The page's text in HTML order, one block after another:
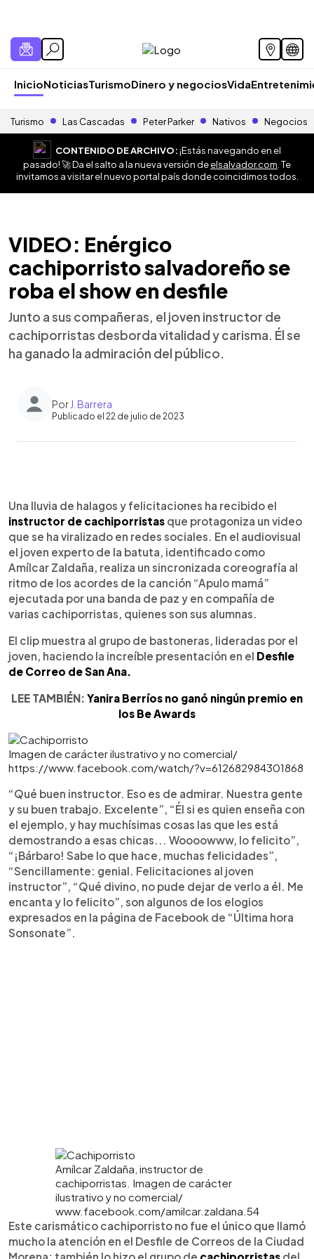
InicioNoticiasTurismoDinero y negociosVida
Turismo Las Cascadas Peter Parker Nativos Negocios
CONTENIDO DE ARCHIVO:¡Estás navegando en el
pasado! 🚀 Da el salto a la nueva versión deelsalvador.com . Te
invitamos a visitar el nuevo portal país donde coincidimos todos.
VIDEO: Enérgico
cachiporristo salvadoreño se
roba el show en desfile
Junto a sus compañeras, el joven instructor de
cachiporristas desborda vitalidad y carisma. Él se
ha ganado la admiración del público.
Por J. Barrera
Publicado el 22 de julio de 2023
► Escuchar artículo
Una lluvia de halagos y felicitaciones ha recibido el
instructor de cachiporristas que protagoniza un video
que se ha viralizado en redes sociales. En el audiovisual
el joven experto de la batuta, identificado como
Amílcar Zaldaña, realiza un sincronizada coreografía al
ritmo de los acordes de la canción “Apulo mamá”
ejecutada por una banda de paz y en compañía de
varias cachiporristas, quienes son sus alumnas.
El clip muestra al grupo de bastoneras, lideradas por el
joven, haciendo la increíble presentación en el Desfile
de Correo de San Ana.
LEE TAMBIÉN: Yanira Berríos no ganó ningún premio en
los Be Awards
Imagen de carácter ilustrativo y no comercial/
https://www.facebook.com/watch/?v=612682984301868
“Qué buen instructor. Eso es de admirar. Nuestra gente
y su buen trabajo. Excelente”, “Él si es quien enseña con
el ejemplo, y hay muchísimas cosas las que les está
demostrando a esas chicas... Woooowww, lo felicito”,
“¡Bárbaro! Sabe lo que hace, muchas felicidades”,
“Sencillamente: genial. Felicitaciones al joven
instructor”, “Qué divino, no pude dejar de verlo a él. Me
encanta y lo felicito”, son algunos de los elogios
expresados en la página de Facebook de “Última hora
Sonsonate”.
Amílcar Zaldaña, instructor de
cachiporristas. Imagen de carácter
ilustrativo y no comercial/
www.facebook.com/amilcar.zaldana.54
Este carismático cachiporristo no fue el único que llamó
mucho la atención en el Desfile de Correos de la Ciudad